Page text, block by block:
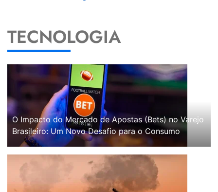
TECNOLOGIA
O Impacto do Mercado de Apostas (Bets) no Varejo
Brasileiro: Um Novo Desafio para o Consumo